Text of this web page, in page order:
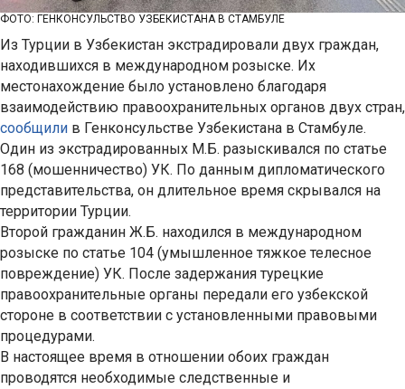
ФОТО: ГЕНКОНСУЛЬСТВО УЗБЕКИСТАНА В СТАМБУЛЕ
Из Турции в Узбекистан экстрадировали двух граждан,
находившихся в международном розыске. Их
местонахождение было установлено благодаря
взаимодействию правоохранительных органов двух стран,
сообщили в Генконсульстве Узбекистана в Стамбуле.
Один из экстрадированных М.Б. разыскивался по статье
168 (мошенничество) УК. По данным дипломатического
представительства, он длительное время скрывался на
территории Турции.
Второй гражданин Ж.Б. находился в международном
розыске по статье 104 (умышленное тяжкое телесное
повреждение) УК. После задержания турецкие
правоохранительные органы передали его узбекской
стороне в соответствии с установленными правовыми
процедурами.
В настоящее время в отношении обоих граждан
проводятся необходимые следственные и